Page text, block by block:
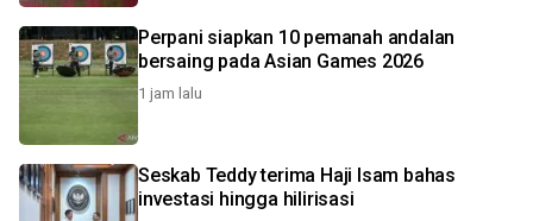
Perpani siapkan 10 pemanah andalan
bersaing pada Asian Games 2026
1 jam lalu
Seskab Teddy terima Haji Isam bahas
investasi hingga hilirisasi